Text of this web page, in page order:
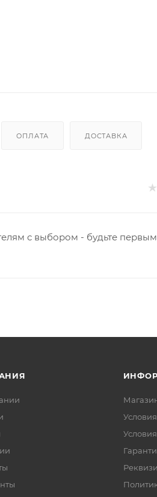
ОПЛАТА ДОСТАВКА
с выбором - будьте